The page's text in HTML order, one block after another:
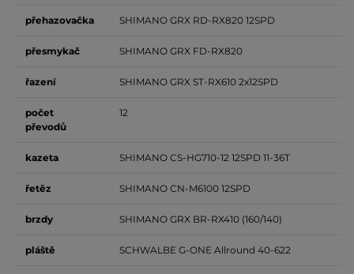
přehazovačka SHIMANO GRX RD-RX820 12SPD
přesmykač SHIMANO GRX FD-RX820
řazení SHIMANO GRX ST-RX610 2x12SPD
počet
převodů
12
kazeta SHIMANO CS-HG710-12 12SPD 11-36T
řetěz SHIMANO CN-M6100 12SPD
brzdy SHIMANO GRX BR-RX410 (160/140)
pláště SCHWALBE G-ONE Allround 40-622